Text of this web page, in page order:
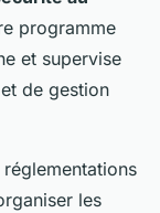
programme
et supervise
de gestion
les